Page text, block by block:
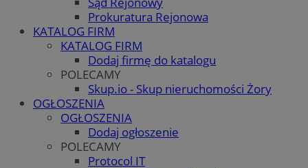
Prokuratura Rejonowa
KATALOG FIRM
KATALOG FIRM
Dodaj firmę do katalogu
POLECAMY
Skup.io - Skup nieruchomości Żory
OGŁOSZENIA
OGŁOSZENIA
Dodaj ogłoszenie
POLECAMY
Protocol IT